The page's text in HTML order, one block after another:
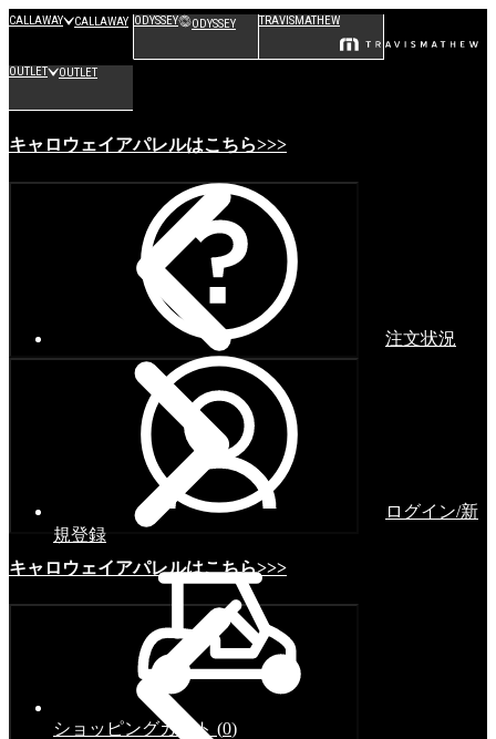
CALLAWAY CALLAWAY ODYSSEY ODYSSEY TRAVISMATHEW
OUTLET OUTLET
キャロウェイアパレルはこちら>>>
キャロウェイアパレルはこちら>>>
注文状況
ログイン/新
規登録
ショッピングカート (0)